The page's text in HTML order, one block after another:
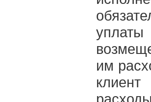
уплаты
им